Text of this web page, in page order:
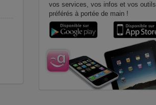
vos services, vos infos et vos outils
préférés à portée de main !